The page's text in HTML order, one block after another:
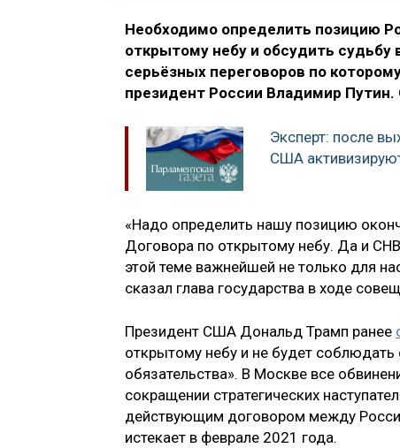
Необходимо определить позицию
открытому небу и обсудить
серьёзных переговоров по
президент России Владимир
Эксперт: после
США
«Надо определить нашу позицию
Договора по открытому небу. Да и
этой теме важнейшей не только для
сказал глава государства в ходе
Президент США Дональд Трамп ранее
открытому небу и не будет
обязательства». В Москве все
сокращении стратегических
действующим договором между
истекает в феврале 2021 года.